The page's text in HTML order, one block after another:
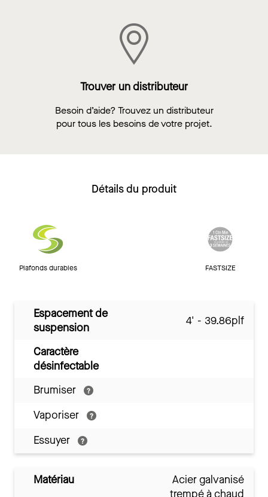
Trouver un distributeur
Besoin d’aide? Trouvez un distributeur
pour tous les besoins de votre projet.
Détails du produit
Plafonds durables FASTSIZE
Espacement de
suspension
4' - 39.86plf
Caractère
désinfectable
Brumiser
Vaporiser
Essuyer
Matériau
Acier galvanisé